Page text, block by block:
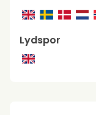
Lydspor